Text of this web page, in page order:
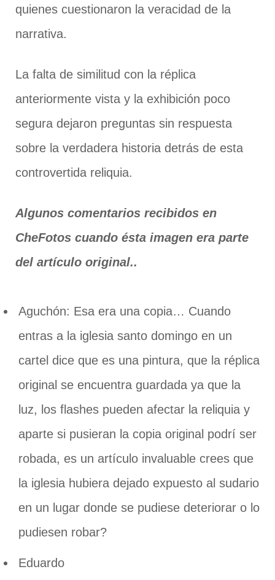
quienes cuestionaron la veracidad de la
narrativa.
La falta de similitud con la réplica
anteriormente vista y la exhibición poco
segura dejaron preguntas sin respuesta
sobre la verdadera historia detrás de esta
controvertida reliquia.
Algunos comentarios recibidos en
CheFotos cuando ésta imagen era parte
del artículo original..
Aguchón: Esa era una copia… Cuando
entras a la iglesia santo domingo en un
cartel dice que es una pintura, que la réplica
original se encuentra guardada ya que la
luz, los flashes pueden afectar la reliquia y
aparte si pusieran la copia original podrí ser
robada, es un artículo invaluable crees que
la iglesia hubiera dejado expuesto al sudario
en un lugar donde se pudiese deteriorar o lo
pudiesen robar?
Eduardo